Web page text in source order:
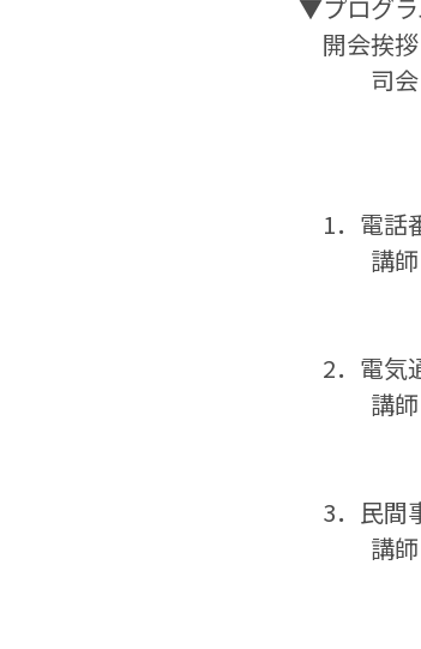
​▼プログラ
開会挨拶
司会　
JUSA
株式会
　1．電
講師　
総務省
　2．電
講師　
総務省
　3．民
講師　
JUSA
株式会